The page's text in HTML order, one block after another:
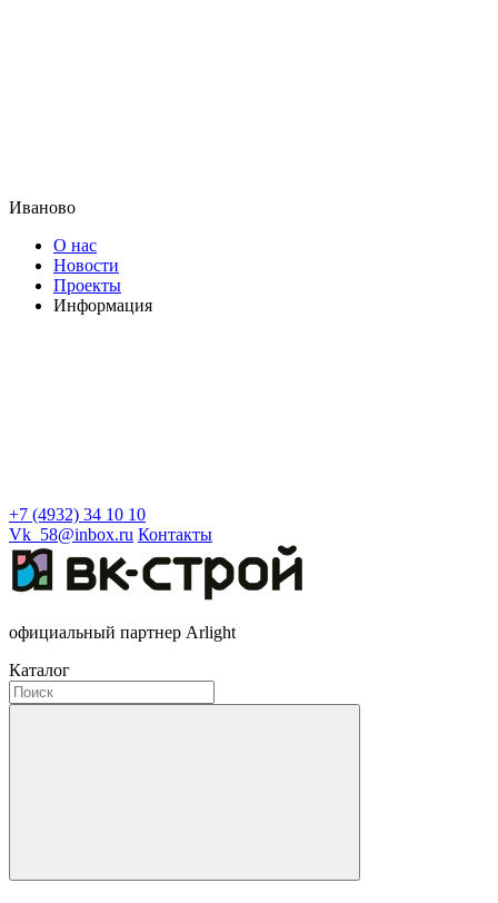
Иваново
О нас
Новости
Проекты
Информация
+7 (4932) 34 10 10
Vk_58@inbox.ru Контакты
официальный партнер Arlight
Каталог